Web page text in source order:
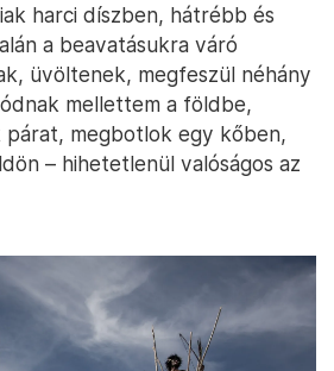
harci díszben, hátrébb és
a beavatásukra váró
üvöltenek, megfeszül néhány
mellettem a földbe,
párat, megbotlok egy kőben,
– hihetetlenül valóságos az